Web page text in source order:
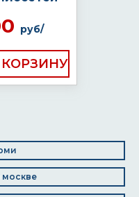
руб/
москве